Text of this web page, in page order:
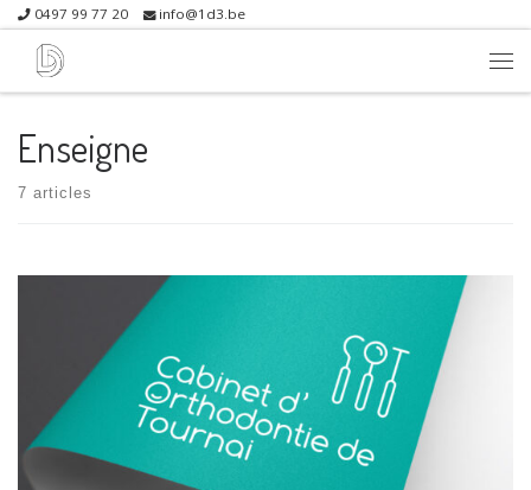
Skip to content
0497 99 77 20 info@1d3.be
Enseigne
7 articles